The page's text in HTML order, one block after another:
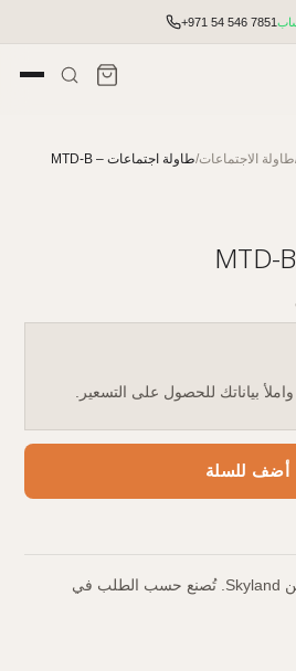
+971 54 546 7851
طاولة الاجتماعات/طاولة اجتماعات – MTD-B
بياناتك للحصول على التسعير.
أضف للسلة
طاولة اجتماعات مخصصة من Skyland. تُصنع حسب الطلب في
وأدوات الطلب السريع.